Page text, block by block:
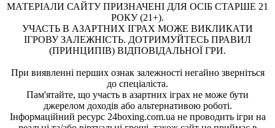
МАТЕРІАЛИ САЙТУ ПРИЗНАЧЕНІ ДЛЯ ОСІБ СТАРШЕ 21
РОКУ (21+).
УЧАСТЬ В АЗАРТНИХ ІГРАХ МОЖЕ ВИКЛИКАТИ
ІГРОВУ ЗАЛЕЖНІСТЬ. ДОТРИМУЙТЕСЬ ПРАВИЛ
(ПРИНЦИПІВ) ВІДПОВІДАЛЬНОЇ ГРИ.
При виявленні перших ознак залежності негайно зверніться
до спеціаліста.
Пам'ятайте, що участь в азартних іграх не може бути
джерелом доходів або альтернативою роботі.
Інформаційний ресурс 24boxing.com.ua не проводить ігри на